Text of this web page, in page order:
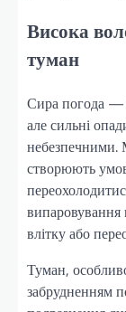
Висока
туман
Сира погода —
але сильні
небезпечними.
створюють
випаровування
влітку або
Туман,
забрудненням